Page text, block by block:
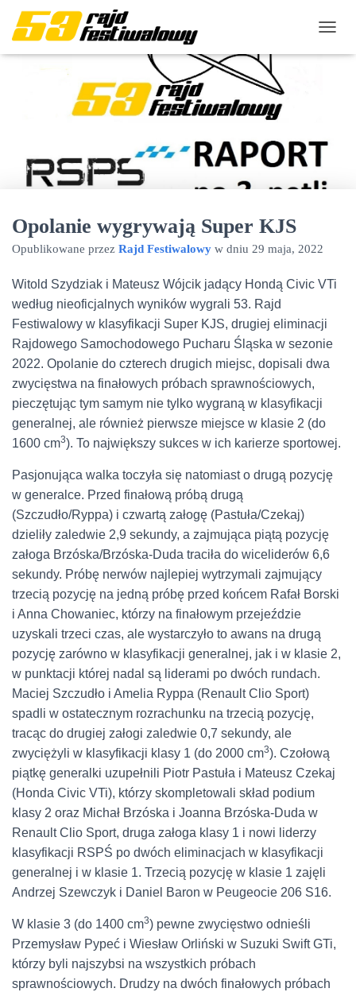
R
Z
W
Ę
Opolanie wygrywają Super KJS
Opublikowane przez Rajd Festiwalowy w dniu 29 maja, 2022
Witold Szydziak i Mateusz Wójcik jadący Hondą Civic VTi
według nieoficjalnych wyników wygrali 53. Rajd
Festiwalowy w klasyfikacji Super KJS, drugiej eliminacji
Rajdowego Samochodowego Pucharu Śląska w sezonie
2022. Opolanie do czterech drugich miejsc, dopisali dwa
zwycięstwa na finałowych próbach sprawnościowych,
pieczętując tym samym nie tylko wygraną w klasyfikacji
generalnej, ale również pierwsze miejsce w klasie 2 (do
1600 cm3). To największy sukces w ich karierze sportowej.
Pasjonująca walka toczyła się natomiast o drugą pozycję
w generalce. Przed finałową próbą drugą
(Szczudło/Ryppa) i czwartą załogę (Pastuła/Czekaj)
dzieliły zaledwie 2,9 sekundy, a zajmująca piątą pozycję
załoga Brzóska/Brzóska-Duda traciła do wiceliderów 6,6
sekundy. Próbę nerwów najlepiej wytrzymali zajmujący
trzecią pozycję na jedną próbę przed końcem Rafał Borski
i Anna Chowaniec, którzy na finałowym przejeździe
uzyskali trzeci czas, ale wystarczyło to awans na drugą
pozycję zarówno w klasyfikacji generalnej, jak i w klasie 2,
w punktacji której nadal są liderami po dwóch rundach.
Maciej Szczudło i Amelia Ryppa (Renault Clio Sport)
spadli w ostatecznym rozrachunku na trzecią pozycję,
tracąc do drugiej załogi zaledwie 0,7 sekundy, ale
zwyciężyli w klasyfikacji klasy 1 (do 2000 cm3). Czołową
piątkę generalki uzupełnili Piotr Pastuła i Mateusz Czekaj
(Honda Civic VTi), którzy skompletowali skład podium
klasy 2 oraz Michał Brzóska i Joanna Brzóska-Duda w
Renault Clio Sport, druga załoga klasy 1 i nowi liderzy
klasyfikacji RSPŚ po dwóch eliminacjach w klasyfikacji
generalnej i w klasie 1. Trzecią pozycję w klasie 1 zajęli
Andrzej Szewczyk i Daniel Baron w Peugeocie 206 S16.
W klasie 3 (do 1400 cm3) pewne zwycięstwo odnieśli
Przemysław Pypeć i Wiesław Orliński w Suzuki Swift GTi,
którzy byli najszybsi na wszystkich próbach
sprawnościowych. Drudzy na dwóch finałowych próbach